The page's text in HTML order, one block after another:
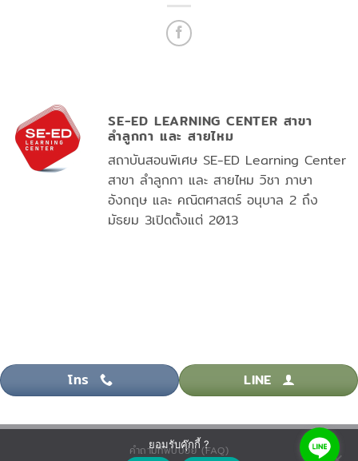
SE-ED LEARNING CENTER สาขา
ลำลูกกา และ สายไหม
สถาบันสอนพิเศษ SE-ED Learning Center
สาขา ลำลูกกา และ สายไหม วิชา ภาษา
อังกฤษ และ คณิตศาสตร์ อนุบาล 2 ถึง
มัธยม 3เปิดตั้งแต่ 2013
โทร LINE
คำถามที่พบบ่อย (FAQ)
ยอมรับคุ๊กกี้ ?